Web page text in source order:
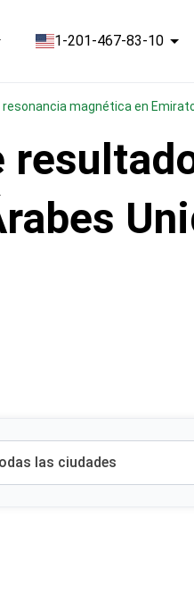
1-201-467-83-10
resonancia magnética en
las ciudades